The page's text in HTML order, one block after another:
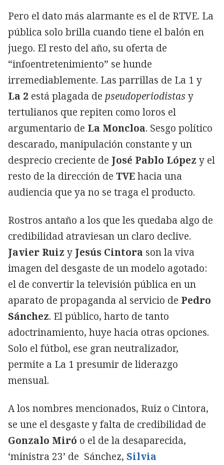
Pero el dato más alarmante es el de RTVE. La
pública solo brilla cuando tiene el balón en
juego. El resto del año, su oferta de
“infoentretenimiento” se hunde
irremediablemente. Las parrillas de La 1 y
La 2 está plagada de pseudoperiodistasy
tertulianos que repiten como loros el
argumentario de La Moncloa. Sesgo político
descarado, manipulación constante y un
desprecio creciente de José Pablo López y el
resto de la dirección de TVEhacia una
audiencia que ya no se traga el producto.
Rostros antaño a los que les quedaba algo de
credibilidad atraviesan un claro declive.
Javier Ruiz y Jesús Cintora son la viva
imagen del desgaste de un modelo agotado:
el de convertir la televisión pública en un
aparato de propaganda al servicio de Pedro
Sánchez. El público, harto de tanto
adoctrinamiento, huye hacia otras opciones.
Solo el fútbol, ese gran neutralizador,
permite a La 1 presumir de liderazgo
mensual.
A los nombres mencionados, Ruiz o Cintora,
se une el desgaste y falta de credibilidad de
Gonzalo Miró o el de la desaparecida,
‘ministra 23’ de Sánchez, Silvia